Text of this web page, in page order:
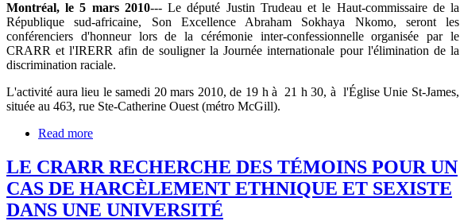
Montréal, le 5 mars 2010--- Le député Justin Trudeau et le Haut-commissaire de la
République sud-africaine, Son Excellence Abraham Sokhaya Nkomo, seront les
conférenciers d'honneur lors de la cérémonie inter-confessionnelle organisée par le
CRARR et l'IRERR afin de souligner la Journée internationale pour l'élimination de la
discrimination raciale.
L'activité aura lieu le samedi 20 mars 2010, de 19 h à 21 h 30, à l'Église Unie St-James,
située au 463, rue Ste-Catherine Ouest (métro McGill).
Read more
LE CRARR RECHERCHE DES TÉMOINS POUR UN
CAS DE HARCÈLEMENT ETHNIQUE ET SEXISTE
DANS UNE UNIVERSITÉ